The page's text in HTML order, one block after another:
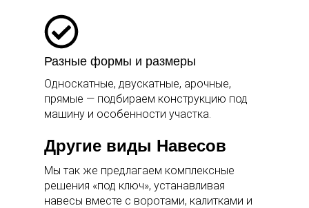
Разные формы и размеры
Односкатные, двускатные, арочные,
прямые — подбираем конструкцию под
машину и особенности участка.
Другие виды Навесов
Мы так же предлагаем комплексные
решения «под ключ», устанавливая
навесы вместе с воротами, калитками и